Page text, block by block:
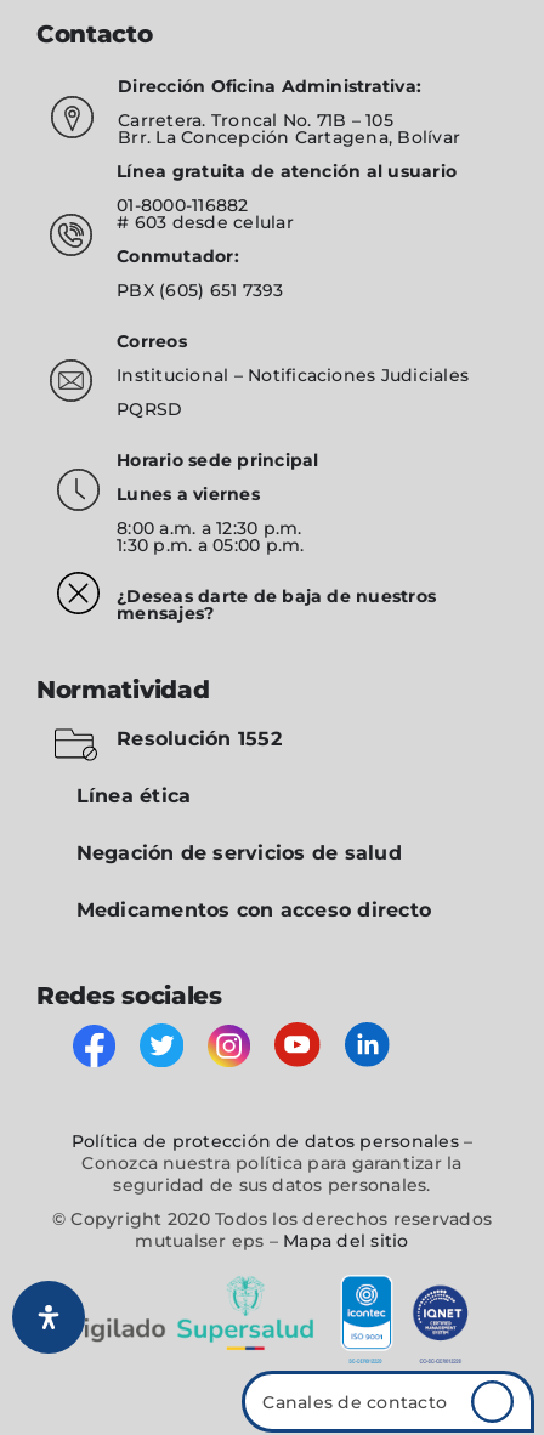
Canales de contacto
Contacto
Dirección Oficina Administrativa:
Carretera. Troncal No. 71B – 105
Brr. La Concepción Cartagena, Bolívar
Línea gratuita de atención al usuario
01-8000-116882
# 603 desde celular
Conmutador:
PBX (605) 651 7393
Correos
Institucional – Notificaciones Judiciales
PQRSD
Horario sede principal
Lunes a viernes
8:00 a.m. a 12:30 p.m.
1:30 p.m. a 05:00 p.m.
¿Deseas darte de baja de nuestros
mensajes?
Normatividad
Resolución 1552
Línea ética
Negación de servicios de salud
Medicamentos con acceso directo
Redes sociales
Política de protección de datos personales–
Conozca nuestra política para garantizar la
seguridad de sus datos personales.
© Copyright 2020 Todos los derechos reservados
mutualser eps – Mapa del sitio